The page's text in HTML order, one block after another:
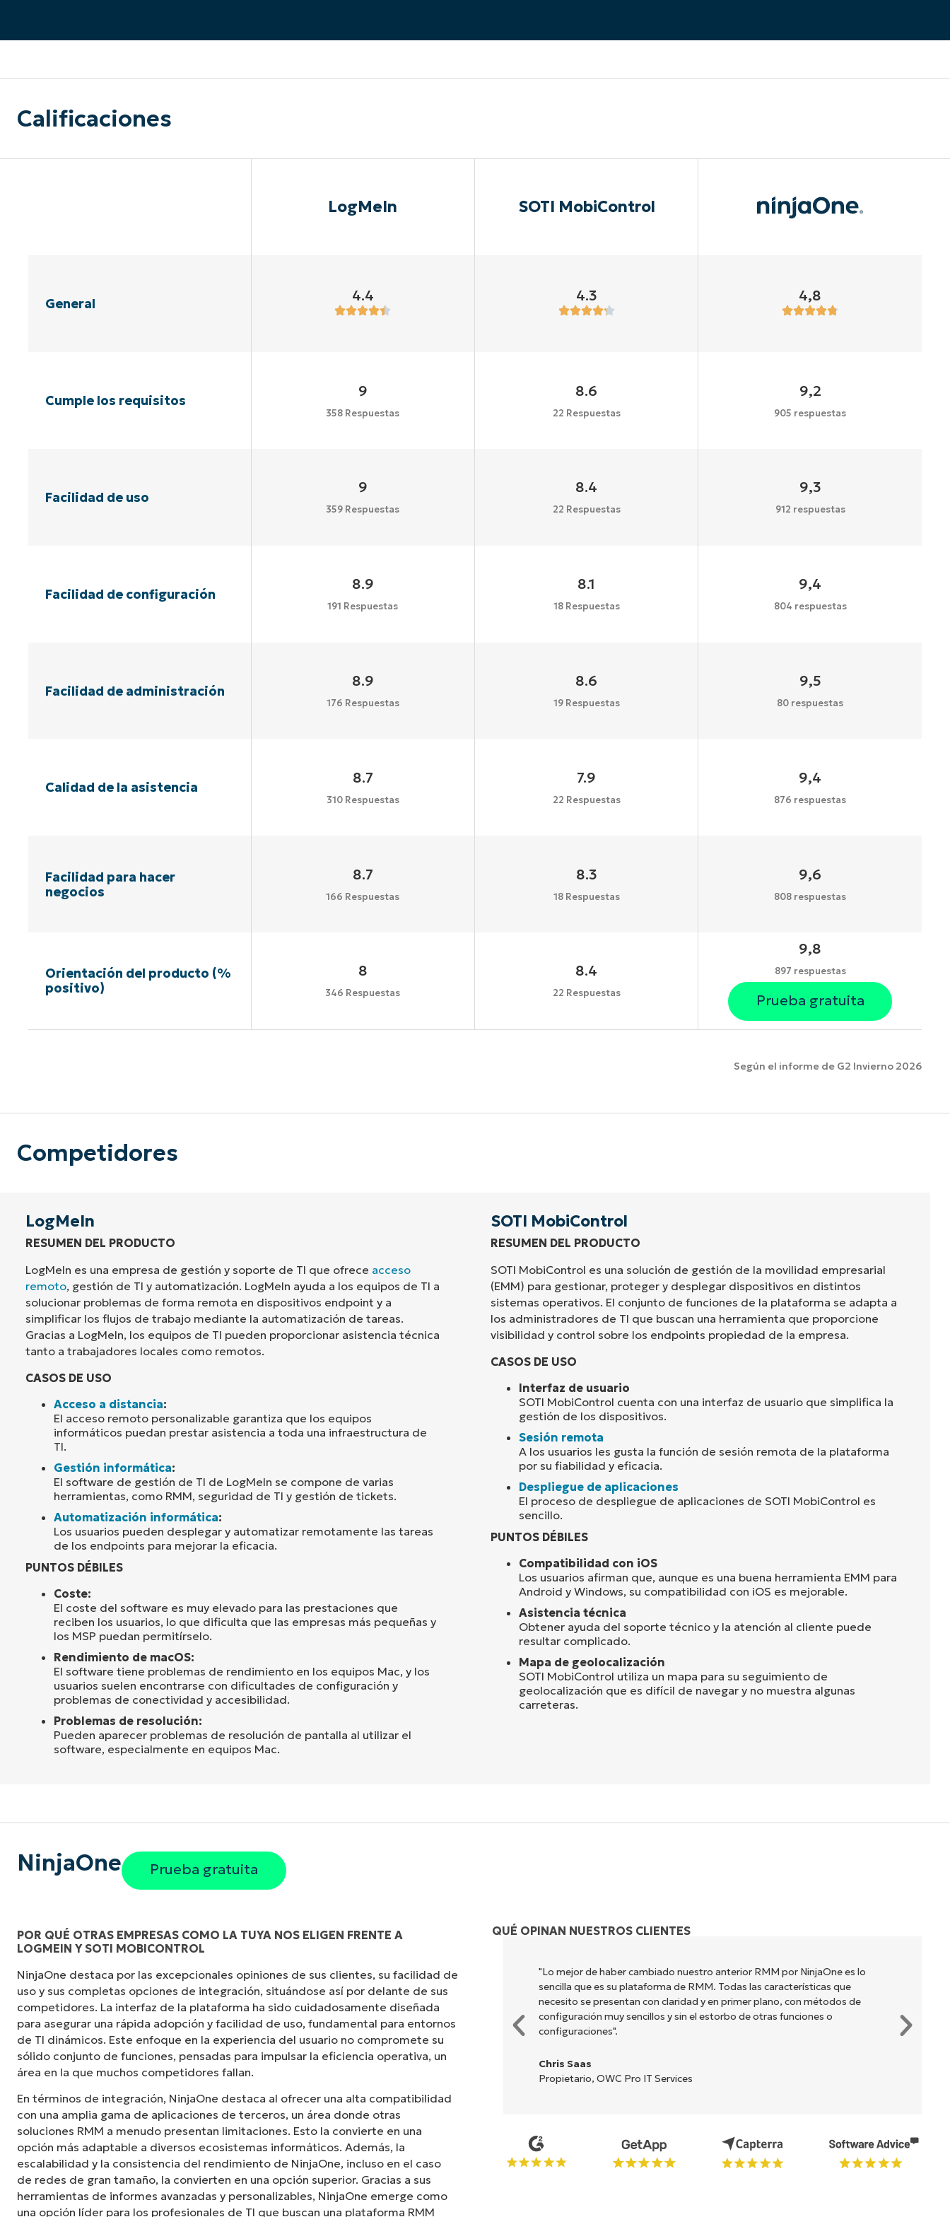
Calificaciones
LogMeIn SOTI MobiControl
General 4.4 4.3 4,8
Cumple los requisitos
9
358 Respuestas
8.6
22 Respuestas
9,2
905 respuestas
Facilidad de uso
9
359 Respuestas
8.4
22 Respuestas
9,3
912 respuestas
Facilidad de configuración
8.9
191 Respuestas
8.1
18 Respuestas
9,4
804 respuestas
Facilidad de administración
8.9
176 Respuestas
8.6
19 Respuestas
9,5
80 respuestas
Calidad de la asistencia
8.7
310 Respuestas
7.9
22 Respuestas
9,4
876 respuestas
Facilidad para hacer
negocios
8.7
166 Respuestas
8.3
18 Respuestas
9,6
808 respuestas
Orientación del producto (%
positivo)
8
346 Respuestas
8.4
22 Respuestas
9,8
897 respuestas
Prueba gratuita
Según el informe de G2 Invierno 2026
Competidores
LogMeIn
RESUMEN DEL PRODUCTO
LogMeIn es una empresa de gestión y soporte de TI que ofrece acceso
remoto, gestión de TI y automatización. LogMeIn ayuda a los equipos de TI a
solucionar problemas de forma remota en dispositivos endpoint y a
simplificar los flujos de trabajo mediante la automatización de tareas.
Gracias a LogMeIn, los equipos de TI pueden proporcionar asistencia técnica
tanto a trabajadores locales como remotos.
CASOS DE USO
Acceso a distancia:
El acceso remoto personalizable garantiza que los equipos
informáticos puedan prestar asistencia a toda una infraestructura de
TI.
Gestión informática:
El software de gestión de TI de LogMeIn se compone de varias
herramientas, como RMM, seguridad de TI y gestión de tickets.
Automatización informática:
Los usuarios pueden desplegar y automatizar remotamente las tareas
de los endpoints para mejorar la eficacia.
PUNTOS DÉBILES
Coste:
El coste del software es muy elevado para las prestaciones que
reciben los usuarios, lo que dificulta que las empresas más pequeñas y
los MSP puedan permitírselo.
Rendimiento de macOS:
El software tiene problemas de rendimiento en los equipos Mac, y los
usuarios suelen encontrarse con dificultades de configuración y
problemas de conectividad y accesibilidad.
Problemas de resolución:
Pueden aparecer problemas de resolución de pantalla al utilizar el
software, especialmente en equipos Mac.
SOTI MobiControl
RESUMEN DEL PRODUCTO
SOTI MobiControl es una solución de gestión de la movilidad empresarial
(EMM) para gestionar, proteger y desplegar dispositivos en distintos
sistemas operativos. El conjunto de funciones de la plataforma se adapta a
los administradores de TI que buscan una herramienta que proporcione
visibilidad y control sobre los endpoints propiedad de la empresa.
CASOS DE USO
Interfaz de usuario
SOTI MobiControl cuenta con una interfaz de usuario que simplifica la
gestión de los dispositivos.
Sesión remota
A los usuarios les gusta la función de sesión remota de la plataforma
por su fiabilidad y eficacia.
Despliegue de aplicaciones
El proceso de despliegue de aplicaciones de SOTI MobiControl es
sencillo.
PUNTOS DÉBILES
Compatibilidad con iOS
Los usuarios afirman que, aunque es una buena herramienta EMM para
Android y Windows, su compatibilidad con iOS es mejorable.
Asistencia técnica
Obtener ayuda del soporte técnico y la atención al cliente puede
resultar complicado.
Mapa de geolocalización
SOTI MobiControl utiliza un mapa para su seguimiento de
geolocalización que es difícil de navegar y no muestra algunas
carreteras.
NinjaOne Prueba gratuita
POR QUÉ OTRAS EMPRESAS COMO LA TUYA NOS ELIGEN FRENTE A
LOGMEIN Y SOTI MOBICONTROL
NinjaOne destaca por las excepcionales opiniones de sus clientes, su facilidad de
uso y sus completas opciones de integración, situándose así por delante de sus
competidores. La interfaz de la plataforma ha sido cuidadosamente diseñada
para asegurar una rápida adopción y facilidad de uso, fundamental para entornos
de TI dinámicos. Este enfoque en la experiencia del usuario no compromete su
sólido conjunto de funciones, pensadas para impulsar la eficiencia operativa, un
área en la que muchos competidores fallan.
En términos de integración, NinjaOne destaca al ofrecer una alta compatibilidad
con una amplia gama de aplicaciones de terceros, un área donde otras
soluciones RMM a menudo presentan limitaciones. Esto la convierte en una
opción más adaptable a diversos ecosistemas informáticos. Además, la
escalabilidad y la consistencia del rendimiento de NinjaOne, incluso en el caso
de redes de gran tamaño, la convierten en una opción superior. Gracias a sus
herramientas de informes avanzadas y personalizables, NinjaOne emerge como
una opción líder para los profesionales de TI que buscan una plataforma RMM
QUÉ OPINAN NUESTROS CLIENTES
"NinjaOne es increíblemente fácil de usar y combina una interfaz fluida con
potentes funciones de back-end. La configuración es sencilla de realizar y la
interfaz fácil de gestionar. Todas las opciones y herramientas están
claramente indicadas, son fáciles de entender y la interfaz resulta muy
intuitiva".
Ryan Reiffenberger
Reiffenberger.NET Technology Solutions
"Lo mejor de haber cambiado nuestro anterior RMM por NinjaOne es lo
sencilla que es su plataforma de RMM. Todas las características que
necesito se presentan con claridad y en primer plano, con métodos de
configuración muy sencillos y sin el estorbo de otras funciones o
configuraciones".
Chris Saas
Propietario, OWC Pro IT Services
Company